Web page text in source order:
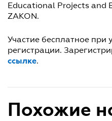
Educational Projects and
ZAKON.
Участие бесплатное при
регистрации.
ссылке.
Похожие